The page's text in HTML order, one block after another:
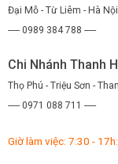
Đại Mỗ - Từ Liêm - Hà Nội
----- 0989 384 788 -----
Chi Nhánh Thanh
Thọ Phú - Triệu Sơn -
----- 0971 088 711 -----
Giờ làm việc: 7:30 -